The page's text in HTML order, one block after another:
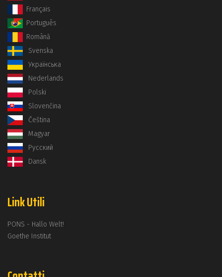
Français
Português
Română
Svenska
Українська
Nederlands
Polski
Slovenčina
Čeština
Magyar
Русский
Dansk
Link Utili
PONS - Hallo Welt!
Goethe Institut